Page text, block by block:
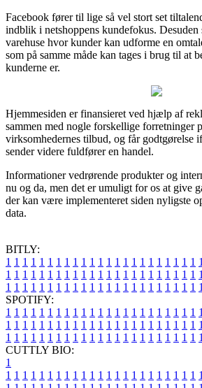
Facebook fører til lige så vel stort set
indblik i netshoppens kundefokus. Desuden
varehuse hvor kunder kan udforme en
som på samme måde kan tages i brug til at
kunderne er.
Hjemmesiden er finansieret ved hjælp af
sammen med nogle forskellige forretninger
virksomhedernes tilbud, og får godtgørelse
sender videre fuldfører en handel.
Informationer vedrørende produkter og
nu og da, men det er umuligt for os at give
der kan være implementeret siden nyligste
data.
BITLY:
1 1 1 1 1 1 1 1 1 1 1 1 1 1 1 1 1 1 1 1 1 1 1 1
1 1 1 1 1 1 1 1 1 1 1 1 1 1 1 1 1 1 1 1 1 1 1 1
1 1 1 1 1 1 1 1 1 1 1 1 1 1 1 1 1 1 1 1 1 1 1 1
SPOTIFY:
1 1 1 1 1 1 1 1 1 1 1 1 1 1 1 1 1 1 1 1 1 1 1 1
1 1 1 1 1 1 1 1 1 1 1 1 1 1 1 1 1 1 1 1 1 1 1 1
1 1 1 1 1 1 1 1 1 1 1 1 1 1 1 1 1 1 1 1 1 1 1 1
CUTTLY BIO:
1
1 1 1 1 1 1 1 1 1 1 1 1 1 1 1 1 1 1 1 1 1 1 1 1